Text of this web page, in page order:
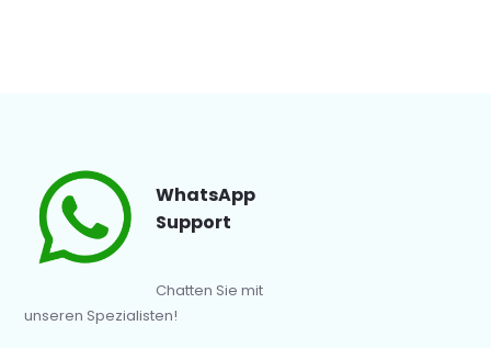
WhatsApp
Support
Chatten Sie mit
unseren Spezialisten!